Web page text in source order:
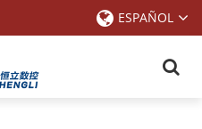
ESPAÑOL